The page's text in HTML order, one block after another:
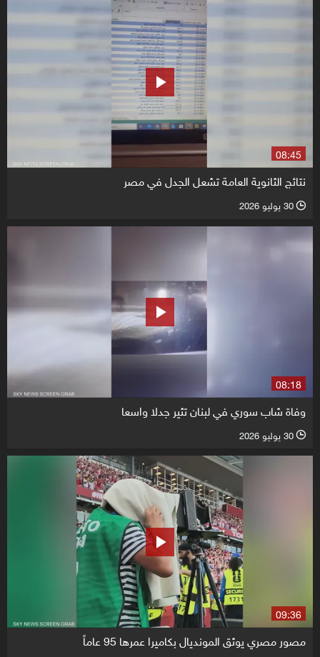
08:45
نتائج الثانوية العامة تشعل الجدل في مصر
l 30 يوليو 2026
08:18
وفاة شاب سوري في لبنان تثير جدلا واسعا
l 30 يوليو 2026
09:36
مصور مصري يوثق المونديال بكاميرا عمرها 95 عاماً